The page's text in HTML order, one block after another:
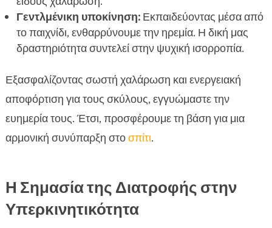
Γεντλμένικη υποκίνηση:Εκπαιδεύοντας μέσα από
το παιχνίδι, ενθαρρύνουμε την ηρεμία. Η δική μας
δραστηριότητα συντελεί στην ψυχική ισορροπία.
Εξασφαλίζοντας σωστή χαλάρωση και ενεργειακή
αποφόρτιση για τους σκύλους, εγγυώμαστε την
ευημερία τους. Έτσι, προσφέρουμε τη βάση για μια
αρμονική συνύπαρξη στοσπίτι.
Η Σημασία της Διατροφής στην
Υπερκινητικότητα